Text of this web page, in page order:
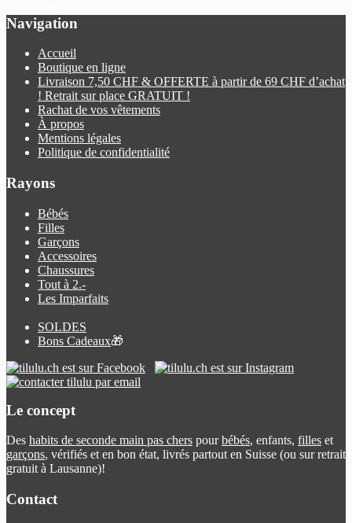
Navigation
Accueil
Boutique en ligne
Livraison 7,50 CHF & OFFERTE à partir de 69 CHF d’achat
! Retrait sur place GRATUIT !
Rachat de vos vêtements
À propos
Mentions légales
Politique de confidentialité
Rayons
Bébés
Filles
Garçons
Accessoires
Chaussures
Tout à 2.-
Les Imparfaits
SOLDES
Bons Cadeaux🎁
Le concept
Des habits de seconde main pas chers pourbébés, enfants, filles et
garçons, vérifiés et en bon état, livrés partout en Suisse (ou sur retrait
gratuit à Lausanne)!
Contact